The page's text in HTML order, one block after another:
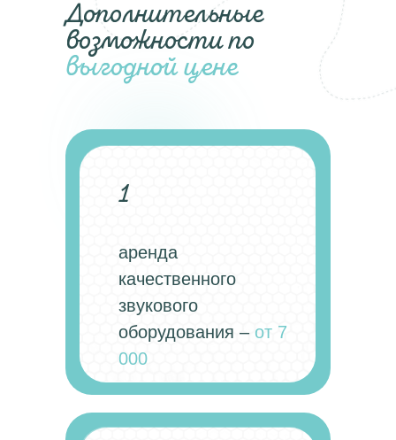
Дополнительные
возможности по
выгодной цене
1
аренда
качественного
звукового
оборудования – от 7
000